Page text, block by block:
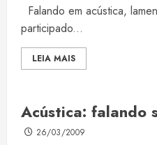
Falando em acústica,
participado...
LEIA MAIS
Acústica: falando
26/03/2009